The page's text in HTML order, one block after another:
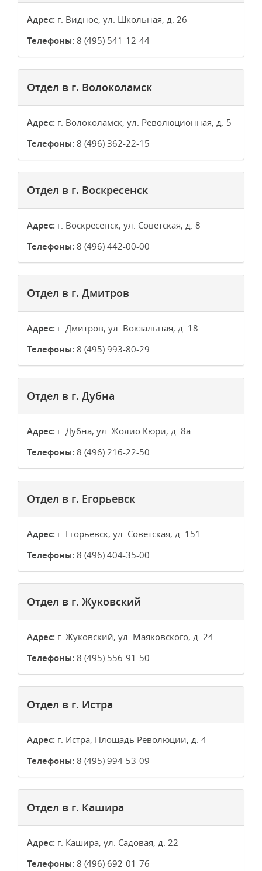
Адрес: г. Видное, ул. Школьная, д. 26
Телефоны: 8 (495) 541-12-44
Отдел в г. Волоколамск
Адрес: г. Волоколамск, ул. Революционная, д. 5
Телефоны: 8 (496) 362-22-15
Отдел в г. Воскресенск
Адрес: г. Воскресенск, ул. Советская, д. 8
Телефоны: 8 (496) 442-00-00
Отдел в г. Дмитров
Адрес: г. Дмитров, ул. Вокзальная, д. 18
Телефоны: 8 (495) 993-80-29
Отдел в г. Дубна
Адрес: г. Дубна, ул. Жолио Кюри, д. 8а
Телефоны: 8 (496) 216-22-50
Отдел в г. Егорьевск
Адрес: г. Егорьевск, ул. Советская, д. 151
Телефоны: 8 (496) 404-35-00
Отдел в г. Жуковский
Адрес: г. Жуковский, ул. Маяковского, д. 24
Телефоны: 8 (495) 556-91-50
Отдел в г. Истра
Адрес: г. Истра, Площадь Революции, д. 4
Телефоны: 8 (495) 994-53-09
Отдел в г. Кашира
Адрес: г. Кашира, ул. Садовая, д. 22
Телефоны: 8 (496) 692-01-76